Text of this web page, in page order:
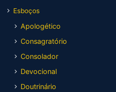
Esboços
Apologético
Consagratório
Consolador
Devocional
Doutrinário